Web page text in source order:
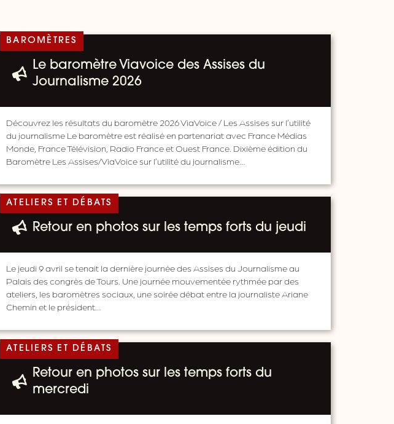
BAROMÈTRES
Le baromètre Viavoice des Assises du
Journalisme 2026
Découvrez les résultats du baromètre 2026 ViaVoice / Les Assises sur l’utilité
du journalisme Le baromètre est réalisé en partenariat avec France Médias
Monde, France Télévision, Radio France et Ouest France. Dixième édition du
Baromètre Les Assises/ViaVoice sur l’utilité du journalisme…
ATELIERS ET DÉBATS
Retour en photos sur les temps forts du jeudi
Le jeudi 9 avril se tenait la dernière journée des Assises du Journalisme au
Palais des congrès de Tours. Une journée mouvementée rythmée par des
ateliers, les baromètres sociaux, une soirée débat entre la journaliste Ariane
Chemin et le président…
ATELIERS ET DÉBATS
Retour en photos sur les temps forts du
mercredi